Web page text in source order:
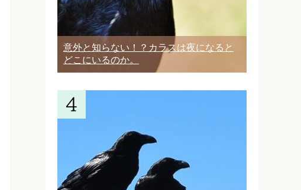
意外と知らない！？カラスは夜になると
どこにいるのか。